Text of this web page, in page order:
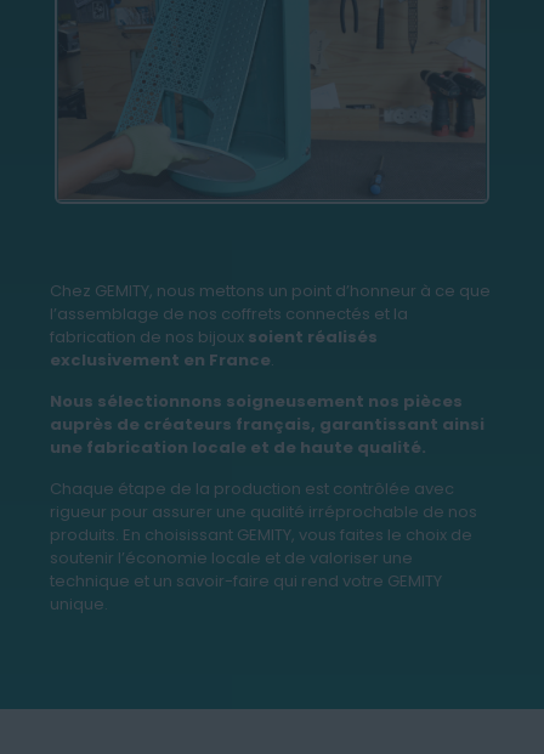
Chez GEMITY, nous mettons un point d’honneur à ce que
l’assemblage de nos coffrets connectés et la
fabrication de nos bijoux soient réalisés
exclusivement en France.
Nous sélectionnons soigneusement nos pièces
auprès de créateurs français, garantissant ainsi
une fabrication locale et de haute qualité.
Chaque étape de la production est contrôlée avec
rigueur pour assurer une qualité irréprochable de nos
produits. En choisissant GEMITY, vous faites le choix de
soutenir l’économie locale et de valoriser une
technique et un savoir-faire qui rend votre GEMITY
unique.